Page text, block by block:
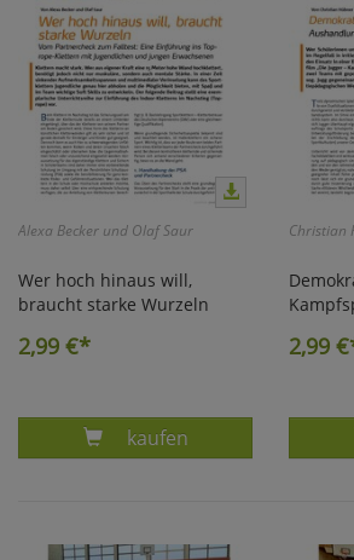
Alexa Becker und Olaf Saur
Wer hoch hinaus will,
braucht starke Wurzeln
2,99 €*
Produkt VOM
kaufen
Christian
2,99